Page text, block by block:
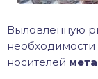
Выловленную
носителей